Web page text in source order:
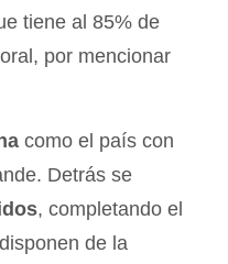
tiene al 85% de
por mencionar
como el país con
Detrás se
, completando el
de la